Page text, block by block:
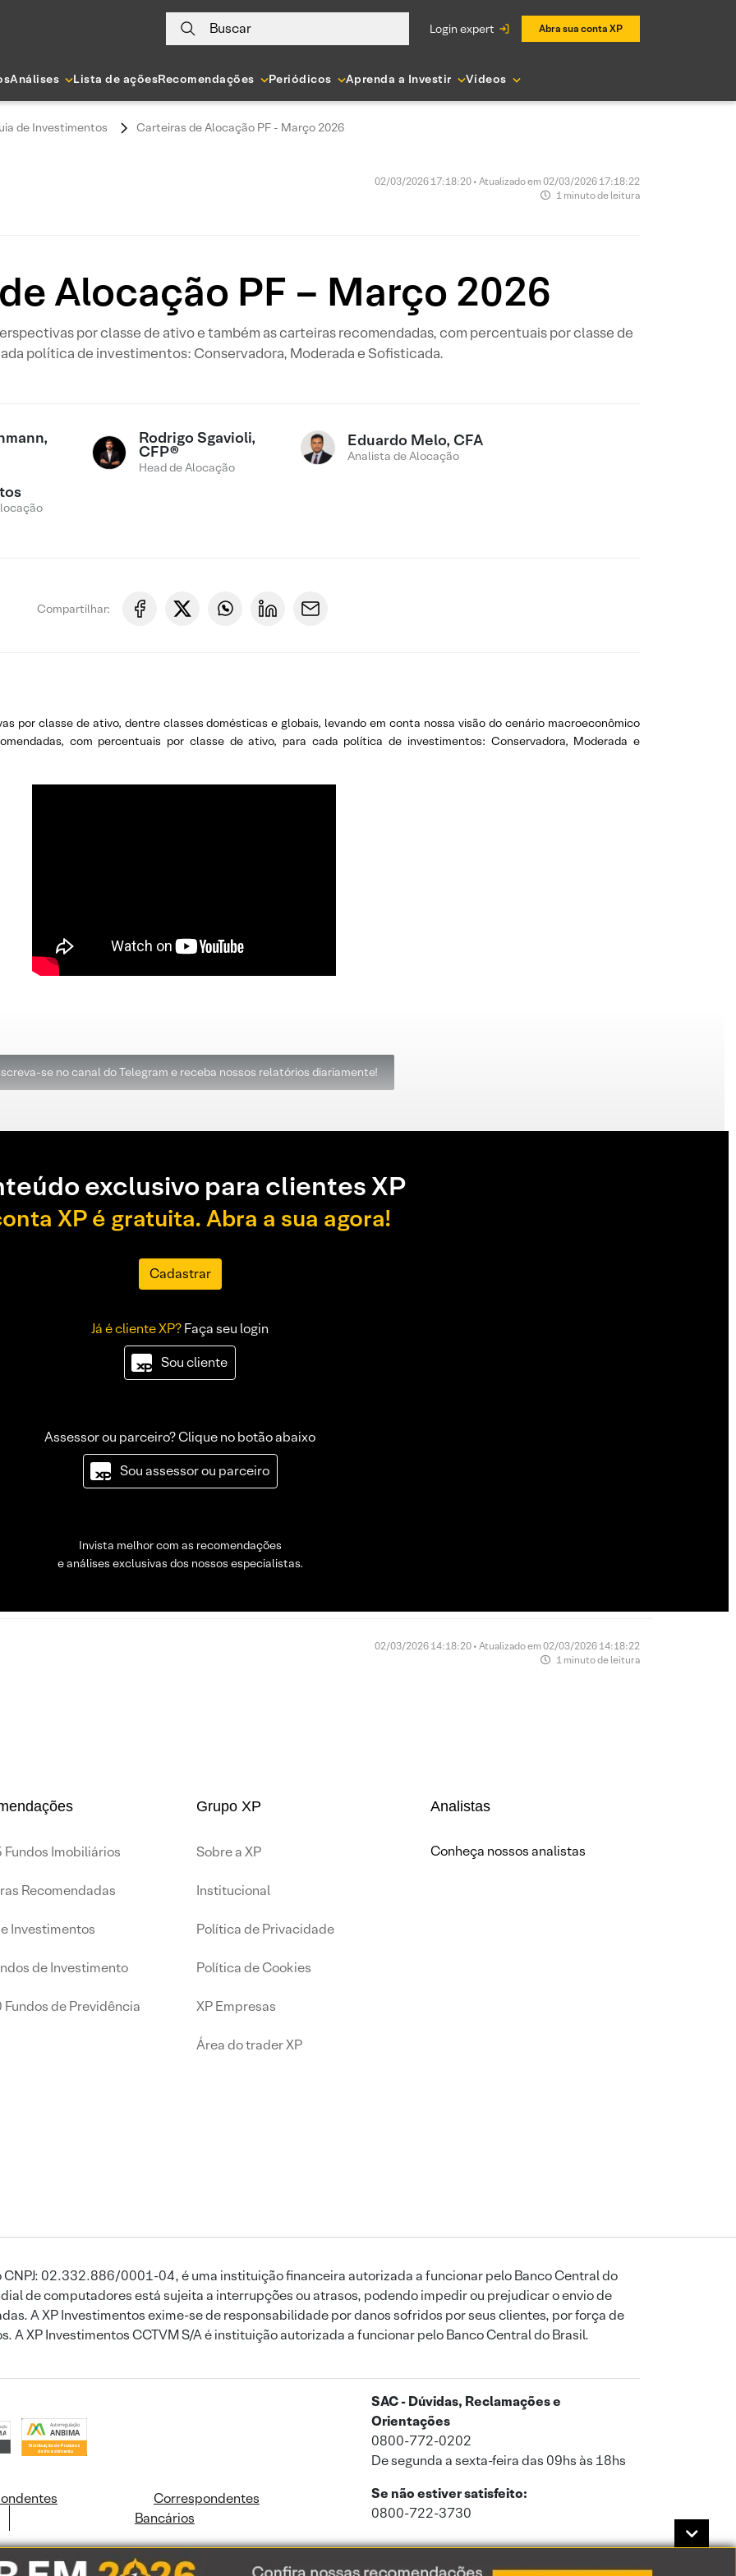
Buscar login expert Abra sua conta XP
Análises Lista de açõesRecomendações Periódicos Aprenda a Investir Vídeos
de Investimentos Carteiras de Alocação PF - Março 2026
02/03/2026 17:18:20 • Atualizado em 02/03/2026 17:18:22
1 minuto de leitura
Alocação PF – Março 2026
por classe de ativo e também as carteiras recomendadas, com percentuais por classe de
política de investimentos: Conservadora, Moderada e Sofisticada.
Rodrigo Sgavioli,
CFP®
Head de Alocação
Eduardo Melo, CFA
Analista de Alocação
Compartilhar:
por classe de ativo, dentre classes domésticas e globais, levando em conta nossa visão do cenário macroeconômico
com percentuais por classe de ativo, para cada política de investimentos: Conservadora, Moderada e
se no canal do Telegram e receba nossos relatórios diariamente!
exclusivo para clientes XP
XP é gratuita. Abra a sua agora!
Cadastrar
Já é cliente XP?Faça seu login
Sou cliente
Assessor ou parceiro? Clique no botão abaixo
Sou assessor ou parceiro
Invista melhor com as recomendações
e análises exclusivas dos nossos especialistas.
02/03/2026 14:18:20 • Atualizado em 02/03/2026 14:18:22
1 minuto de leitura
Fundos Imobiliários
Recomendadas
Investimentos
de Investimento
Fundos de Previdência
Grupo XP
Sobre a XP
Institucional
Política de Privacidade
Política de Cookies
XP Empresas
Área do trader XP
Analistas
Conheça nossos analistas
CNPJ: 02.332.886/0001-04, é uma instituição financeira autorizada a funcionar pelo Banco Central do
de computadores está sujeita a interrupções ou atrasos, podendo impedir ou prejudicar o envio de
A XP Investimentos exime-se de responsabilidade por danos sofridos por seus clientes, por força de
A XP Investimentos CCTVM S/A é instituição autorizada a funcionar pelo Banco Central do Brasil.
Correspondentes
Bancários
SAC - Dúvidas, Reclamações e
Orientações
0800-772-0202
De segunda a sexta-feira das 09hs às 18hs
Se não estiver satisfeito:
0800-722-3730